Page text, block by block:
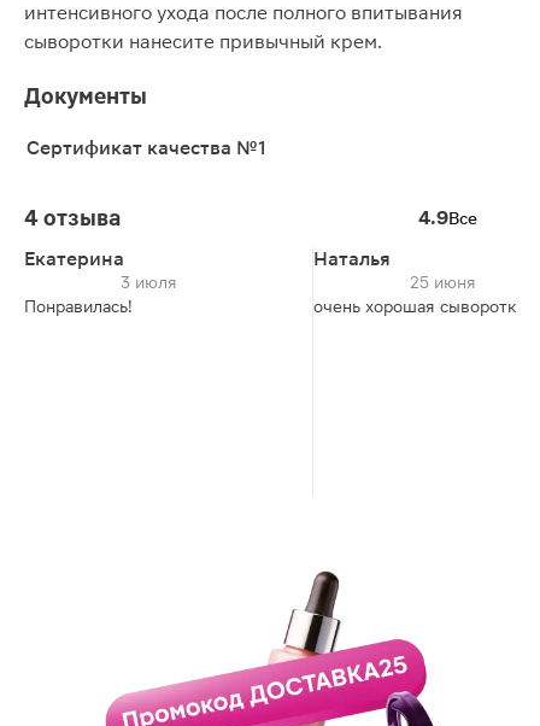
интенсивного ухода после полного впитывания
сыворотки нанесите привычный крем.
Документы
Сертификат качества №1
4 отзыва 4.9Все
Екатерина
3 июля
Понравилась!
Наталья
25 июня
очень хорошая сыворотка